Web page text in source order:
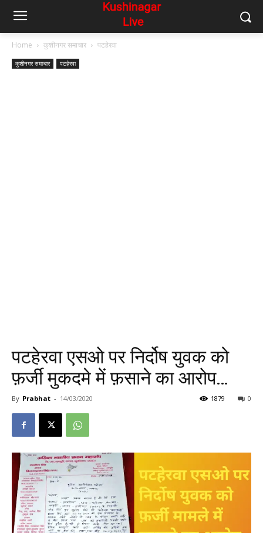
Home कुशीनगर समाचार पटहेरवा
कुशीनगर समाचार पटहेरवा
पटहेरवा एसओ पर निर्दोष युवक को
फ़र्जी मुकदमे में फ़साने का आरोप…
By Prabhat - 14/03/2020 0
1879